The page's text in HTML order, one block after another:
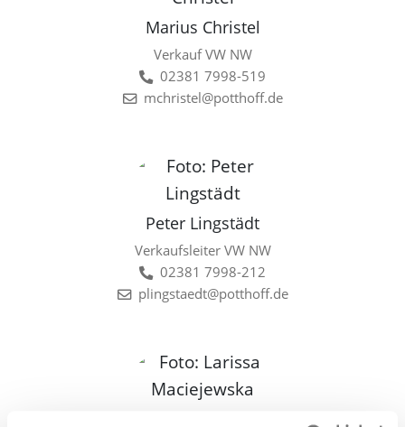
Marius Christel
Verkauf VW NW
02381 7998-519
mchristel@potthoff.de
Peter Lingstädt
Verkaufsleiter VW NW
02381 7998-212
plingstaedt@potthoff.de